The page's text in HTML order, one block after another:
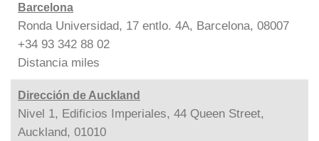
Barcelona
Ronda Universidad, 17 entlo. 4A, Barcelona, 08007
+34 93 342 88 02
Distancia miles
Dirección de Auckland
Nivel 1, Edificios Imperiales, 44 Queen Street,
Auckland, 01010